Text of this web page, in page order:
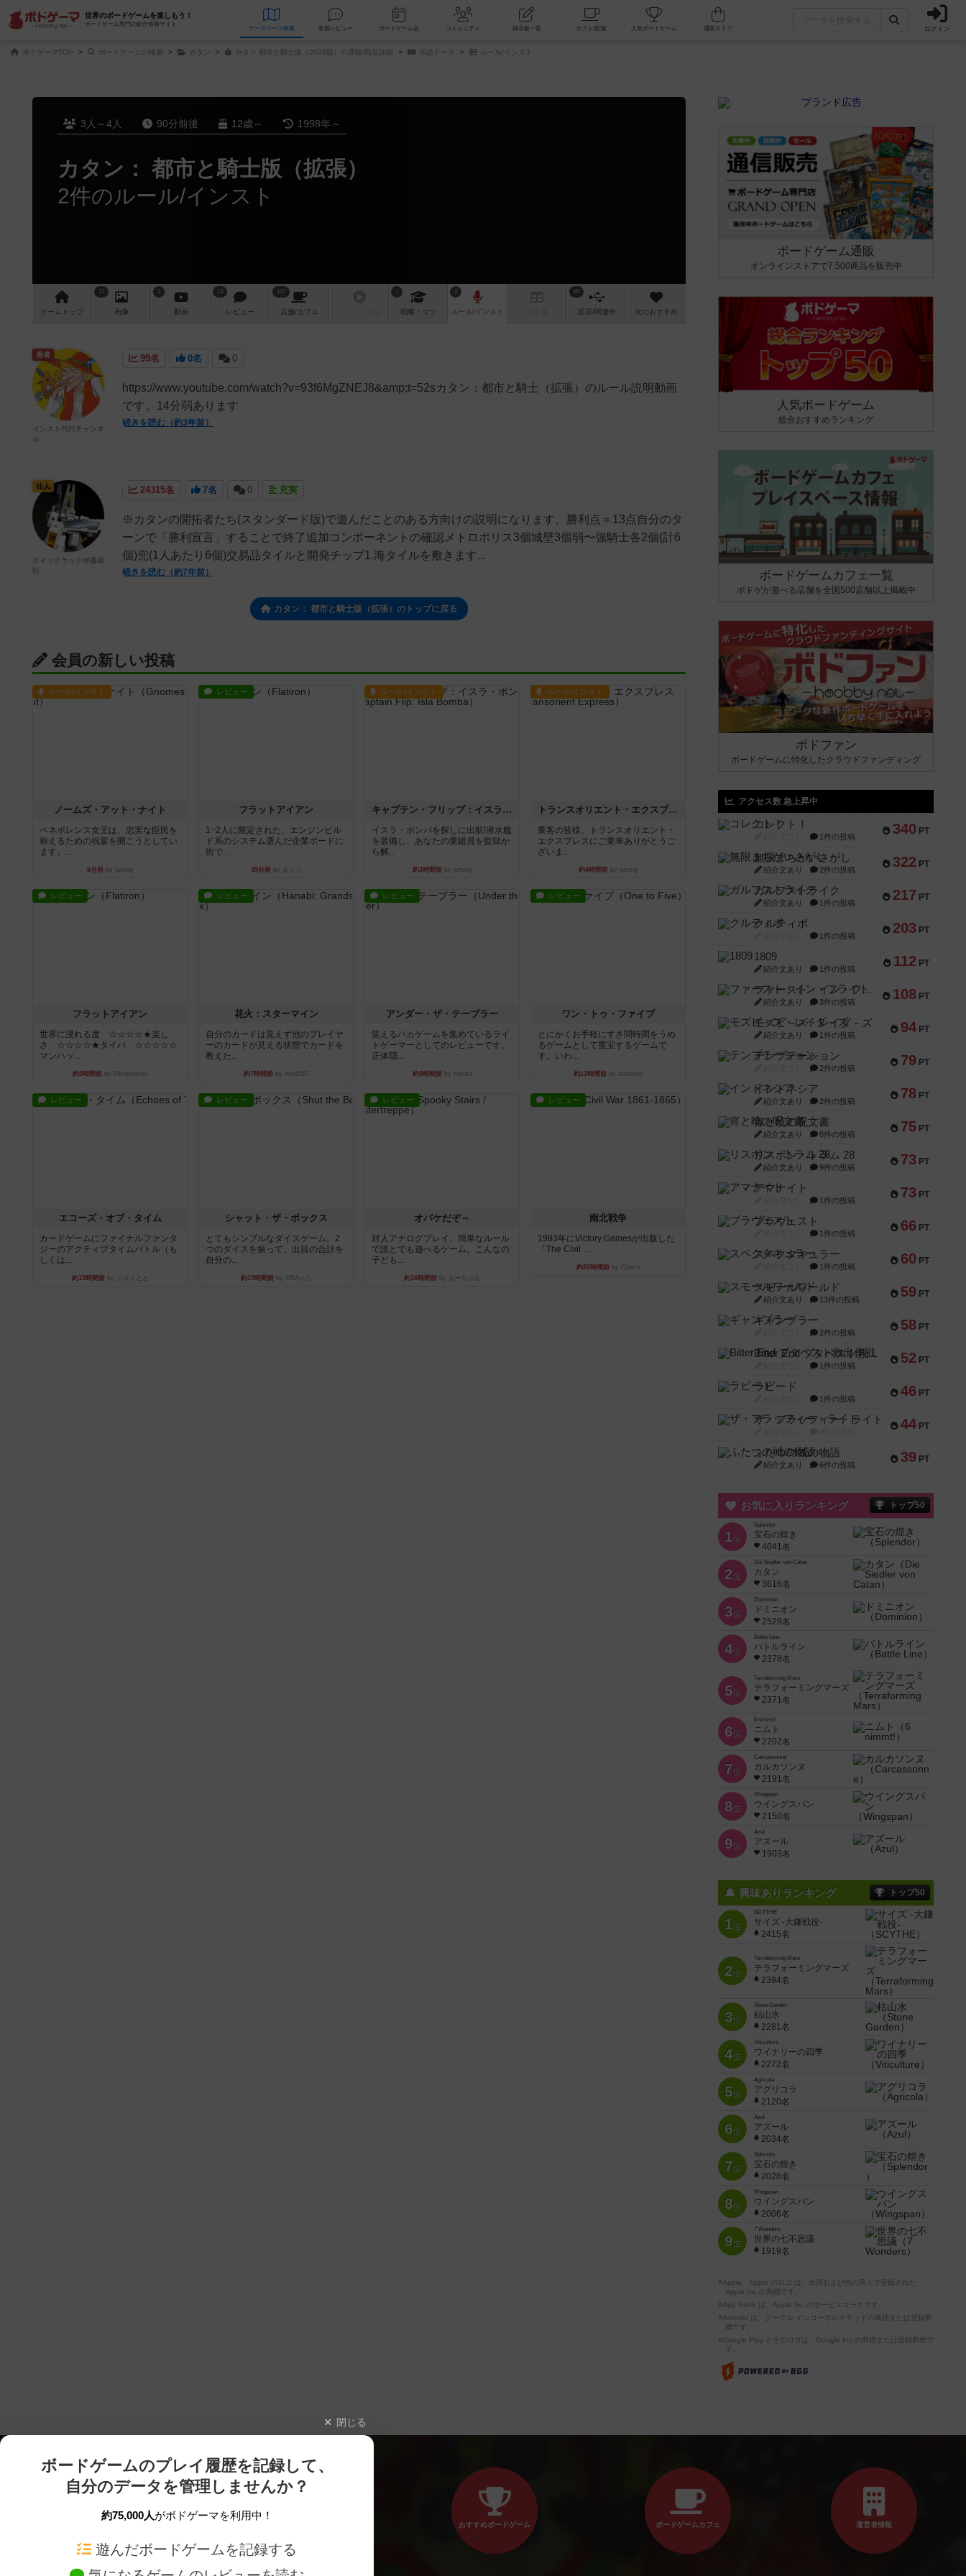
世界のボードゲームを楽しもう！
ボードゲーム専門の総合情報サイト
データベース 検索 新着レビュー ボードゲーム会 コミュニティ 掲示板一覧 カフェ/店舗 人気ボードゲーム ログイン
ボドゲーマTOP ボードゲームの検索 カタン カタン 都市と騎士版（2026版）の通販/商品詳細 作品データ ルール/インスト
3人～4人 90分前後 12歳～ 1998年～
カタン： 都市と騎士版（拡張）
2件のルール/インスト
ゲーム トップ
17
画像
2
動画
13
レビュー
137
店舗/カフェ
1
戦略 ・コツ
2
ルール/インスト
80
拡張/関連作 次のおすすめ
99名 0名 0
https://www.youtube.com/watch?v=93f6MgZNEJ8&amp;t=52sカタン：都市と騎士（拡張）のルール説明動画
です。14分弱あります
続きを読む（約3年前）
勇者
インスト代行チャンネ
ル
24315名 7名 0 充実
※カタンの開拓者たち(スタンダード版)で遊んだことのある方向けの説明になります。勝利点＝13点自分のタ
ーンで「勝利宣言」することで終了追加コンポーネントの確認メトロポリス3個城壁3個弱〜強騎士各2個(計6
個)兜(1人あたり6個)交易品タイルと開発チップ1.海タイルを敷きます...
続きを読む（約7年前）
仙人
クイックラック@書籍
狂
カタン： 都市と騎士版（拡張）のトップに戻る
会員の新しい投稿
ルール/インスト
ノームズ・アット・ナイト
ベネボレンス女王は、忠実な臣民を
称えるための祝宴を開こうとしてい
ます。...
6分前 by jurong
レビュー
フラットアイアン
1~2人に限定された、エンジンビル
ド系のシステム選んだ企業ボードに
街で...
35分前by あくり
ルール/インスト
キャプテン・フリップ：イスラ・ボンバ
イスラ・ボンバを探しに出航!潜水艦
を装備し、あなたの乗組員を監獄か
ら解...
約3時間前 by jurong
ルール/インスト
トランスオリエント・エクスプレス
乗客の皆様、トランスオリエント・
エクスプレスにご乗車ありがとうご
ざいま...
約4時間前 by jurong
レビュー
フラットアイアン
世界に浸れる度 ☆☆☆☆★楽し
さ ☆☆☆☆★タイパ ☆☆☆☆☆
マンハッ...
約5時間前by DKnewyork
レビュー
花火：スターマイン
自分のカードは見えず他のプレイヤ
ーのカードが見える状態でカードを
教えた...
約7時間前 by mob567
レビュー
アンダー・ザ・テーブラー
笑えるバカゲームを集めているライ
トゲーマーとしてのレビューです。
正体隠...
約9時間前by toyota
レビュー
ワン・トゥ・ファイブ
とにかくお手軽にすき間時間をうめ
るゲームとして重宝するゲームで
す。いわ...
約11時間前by nabekoh
レビュー
エコーズ・オブ・タイム
カードゲームにファイナルファンタ
ジーのアクティブタイムバトル（も
しくは...
約15時間前by ジェイとと
レビュー
シャット・ザ・ボックス
とてもシンプルなダイスゲーム。2
つのダイスを振って、出目の合計を
自分の...
約15時間前by OSAっち
レビュー
オバケだぞ～
対人アナログプレイ。簡単なルール
で誰とでも遊べるゲーム。こんなの
子ども...
約16時間前by おーちゃん
レビュー
南北戦争
1983年にVictory Gamesが出版した
『The Civil ...
約20時間前by Chaco
ボードゲーム通販
オンラインストアで7,500商品を販売中
人気ボードゲーム
総合おすすめランキング
ボードゲームカフェ一覧
ボドゲが遊べる店舗を全国500店舗以上掲載中
ボドファン
ボードゲームに特化したクラウドファンディング
アクセス数 急上昇中
340 PT
コレクト！
1件の投稿
322 PT
無限まちがいさがし
紹介文あり 2件の投稿
217 PT
ガルフストライク
紹介文あり 1件の投稿
203 PT
クルティボ
1件の投稿
112 PT
1809
紹介文あり 1件の投稿
108 PT
ファースト・イン・フライト
紹介文あり 3件の投稿
94 PT
モズビ－ズ・レイダ－ズ
紹介文あり 1件の投稿
79 PT
テンプテーション
2件の投稿
78 PT
インドネシア
紹介文あり 2件の投稿
75 PT
宵と暁の呪文書
紹介文あり 8件の投稿
73 PT
リスボン・トラム 28
紹介文あり 9件の投稿
73 PT
アマナイト
1件の投稿
66 PT
ブラヴェスト
1件の投稿
60 PT
スペクタキュラー
1件の投稿
59 PT
スモールワールド
紹介文あり 13件の投稿
58 PT
ギャンブラー
2件の投稿
52 PT
Bitter End ブタペスト救出作戦
1件の投稿
46 PT
ラピード
1件の投稿
44 PT
ザ・フラッフィー・ライト
39 PT
ふたつの城の物語
紹介文あり 6件の投稿
お気に入りランキング トップ50
1位
Splendor
宝石の煌き
4041名
2位
Die Siedler von Catan
カタン
3616名
3位
Dominion
ドミニオン
2529名
4位
Battle Line
バトルライン
2378名
5位
Terraforming Mars
テラフォーミングマーズ
2371名
6位
6 nimmt!
ニムト
2202名
7位
Carcassonne
カルカソンヌ
2191名
8位
Wingspan
ウイングスパン
2150名
9位
Azul
アズール
1903名
興味ありランキング トップ50
1位
SCYTHE
サイズ -大鎌戦役-
2415名
2位
Terraforming Mars
テラフォーミングマーズ
2394名
3位
Stone Garden
枯山水
2281名
4位
Viticulture
ワイナリーの四季
2272名
5位
Agricola
アグリコラ
2120名
6位
Azul
アズール
2034名
7位
Splendor
宝石の煌き
2028名
8位
Wingspan
ウイングスパン
2006名
9位
7 Wonders
世界の七不思議
1919名
※Apple、Apple のロゴ は、米国および他の国々で登録された
Apple Inc.の商標です。
※App Store は、Apple Inc.のサービスマークです。
※Android は、グーグル インコーポレイテッドの商標または登録商
標です。
※Google Play とそのロゴは、Google Inc.の商標または登録商標で
す。
閉じる
ボードゲームのプレイ履歴を記録して、
自分のデータを管理しませんか？
約75,000人がボドゲーマを利用中！
遊んだボードゲームを記録する
おすすめボードゲーム ボードゲームカフェ 運営者情報